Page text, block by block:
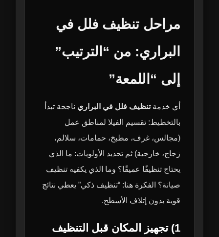
مراحل تنظيف فلل في
البراري: من “الترتيب”
إلى “اللمعة”
أي خدمةتنظيف فلل في البراري ناجحة تبدأ
بالتخطيط: تقسيم الفيلا لمناطق عمل
(مجالس، غرف، مطبخ، حمامات، سلالم،
زجاج، خارجية) ثم تحديد الأولويات: ما الذي
يحتاج تنظيفًا عميقًا؟ وما الذي يكفيه تنظيف
صيانة؟ الفكرة هنا: “تنظيف ذكي” يعطي نتائج
قوية بدون إتلاف الأسطح.
1) تجهيز المكان قبل التنظيف